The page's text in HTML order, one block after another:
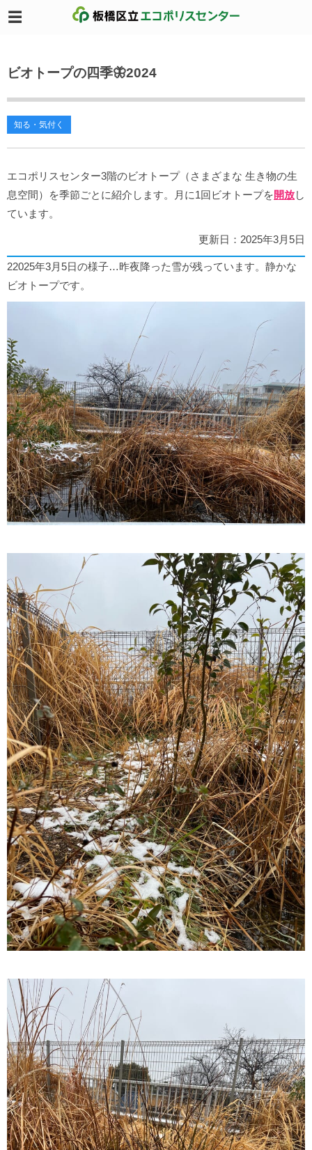
ビオトープの四季🦋2024
知る・気付く
エコポリスセンター3階のビオトープ（さまざまな 生き物の生
息空間）を季節ごとに紹介します。月に1回ビオトープを開放し
ています。
更新日：2025年3月5日
22025年3月5日の様子…昨夜降った雪が残っています。静かな
ビオトープです。